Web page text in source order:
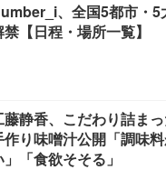
、全国5都市・5
禁【日程・場所一覧】
藤静香、こだわり詰ま
作り味噌汁公開「調味
」「食欲そそる」